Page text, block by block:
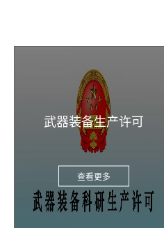
涉密系统集成资质
查看更多